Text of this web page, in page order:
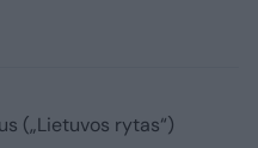
(„Lietuvos rytas“)